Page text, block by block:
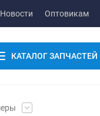
Новости Оптовикам
КАТАЛОГ ЗАПЧАСТЕЙ